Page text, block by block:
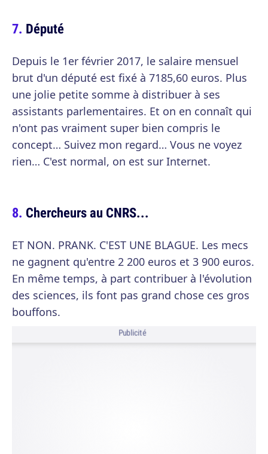
Député
Depuis le 1er février 2017, le salaire mensuel
brut d'un député est fixé à 7185,60 euros. Plus
une jolie petite somme à distribuer à ses
assistants parlementaires. Et on en connaît qui
n'ont pas vraiment super bien compris le
concept… Suivez mon regard… Vous ne voyez
rien… C'est normal, on est sur Internet.
Chercheurs au CNRS...
ET NON. PRANK. C'EST UNE BLAGUE. Les mecs
ne gagnent qu'entre 2 200 euros et 3 900 euros.
En même temps, à part contribuer à l'évolution
des sciences, ils font pas grand chose ces gros
bouffons.
Publicité